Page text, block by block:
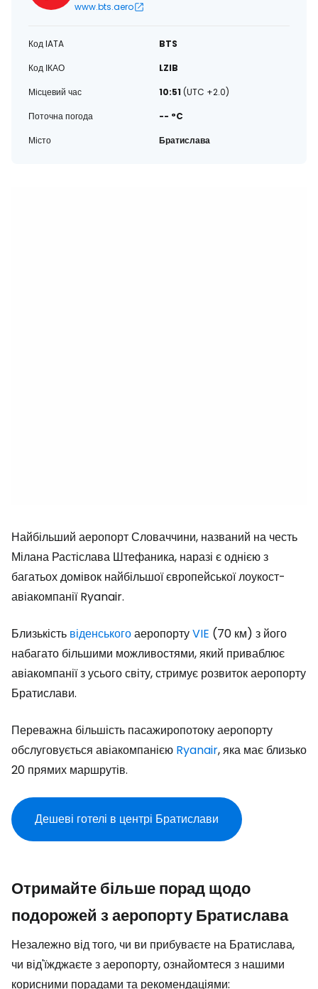
www.bts.aero
Код IATA
BTS
Код ІКАО
LZIB
Місцевий час
10:51 (UTC +2.0)
Поточна погода
-- °C
Місто
Братислава
Найбільший аеропорт Словаччини, названий на честь
Мілана Растіслава Штефаника, наразі є однією з
багатьох домівок найбільшої європейської лоукост-
авіакомпанії Ryanair.
Близькість віденськогоаеропортуVIE (70 км) з його
набагато більшими можливостями, який приваблює
авіакомпанії з усього світу, стримує розвиток аеропорту
Братислави.
Переважна більшість пасажиропотоку аеропорту
обслуговується авіакомпанією Ryanair, яка має близько
20 прямих маршрутів.
Дешеві готелі в центрі Братислави
Отримайте більше порад щодо
подорожей з аеропорту Братислава
Незалежно від того, чи ви прибуваєте на Братислава,
чи від'їжджаєте з аеропорту, ознайомтеся з нашими
корисними порадами та рекомендаціями: